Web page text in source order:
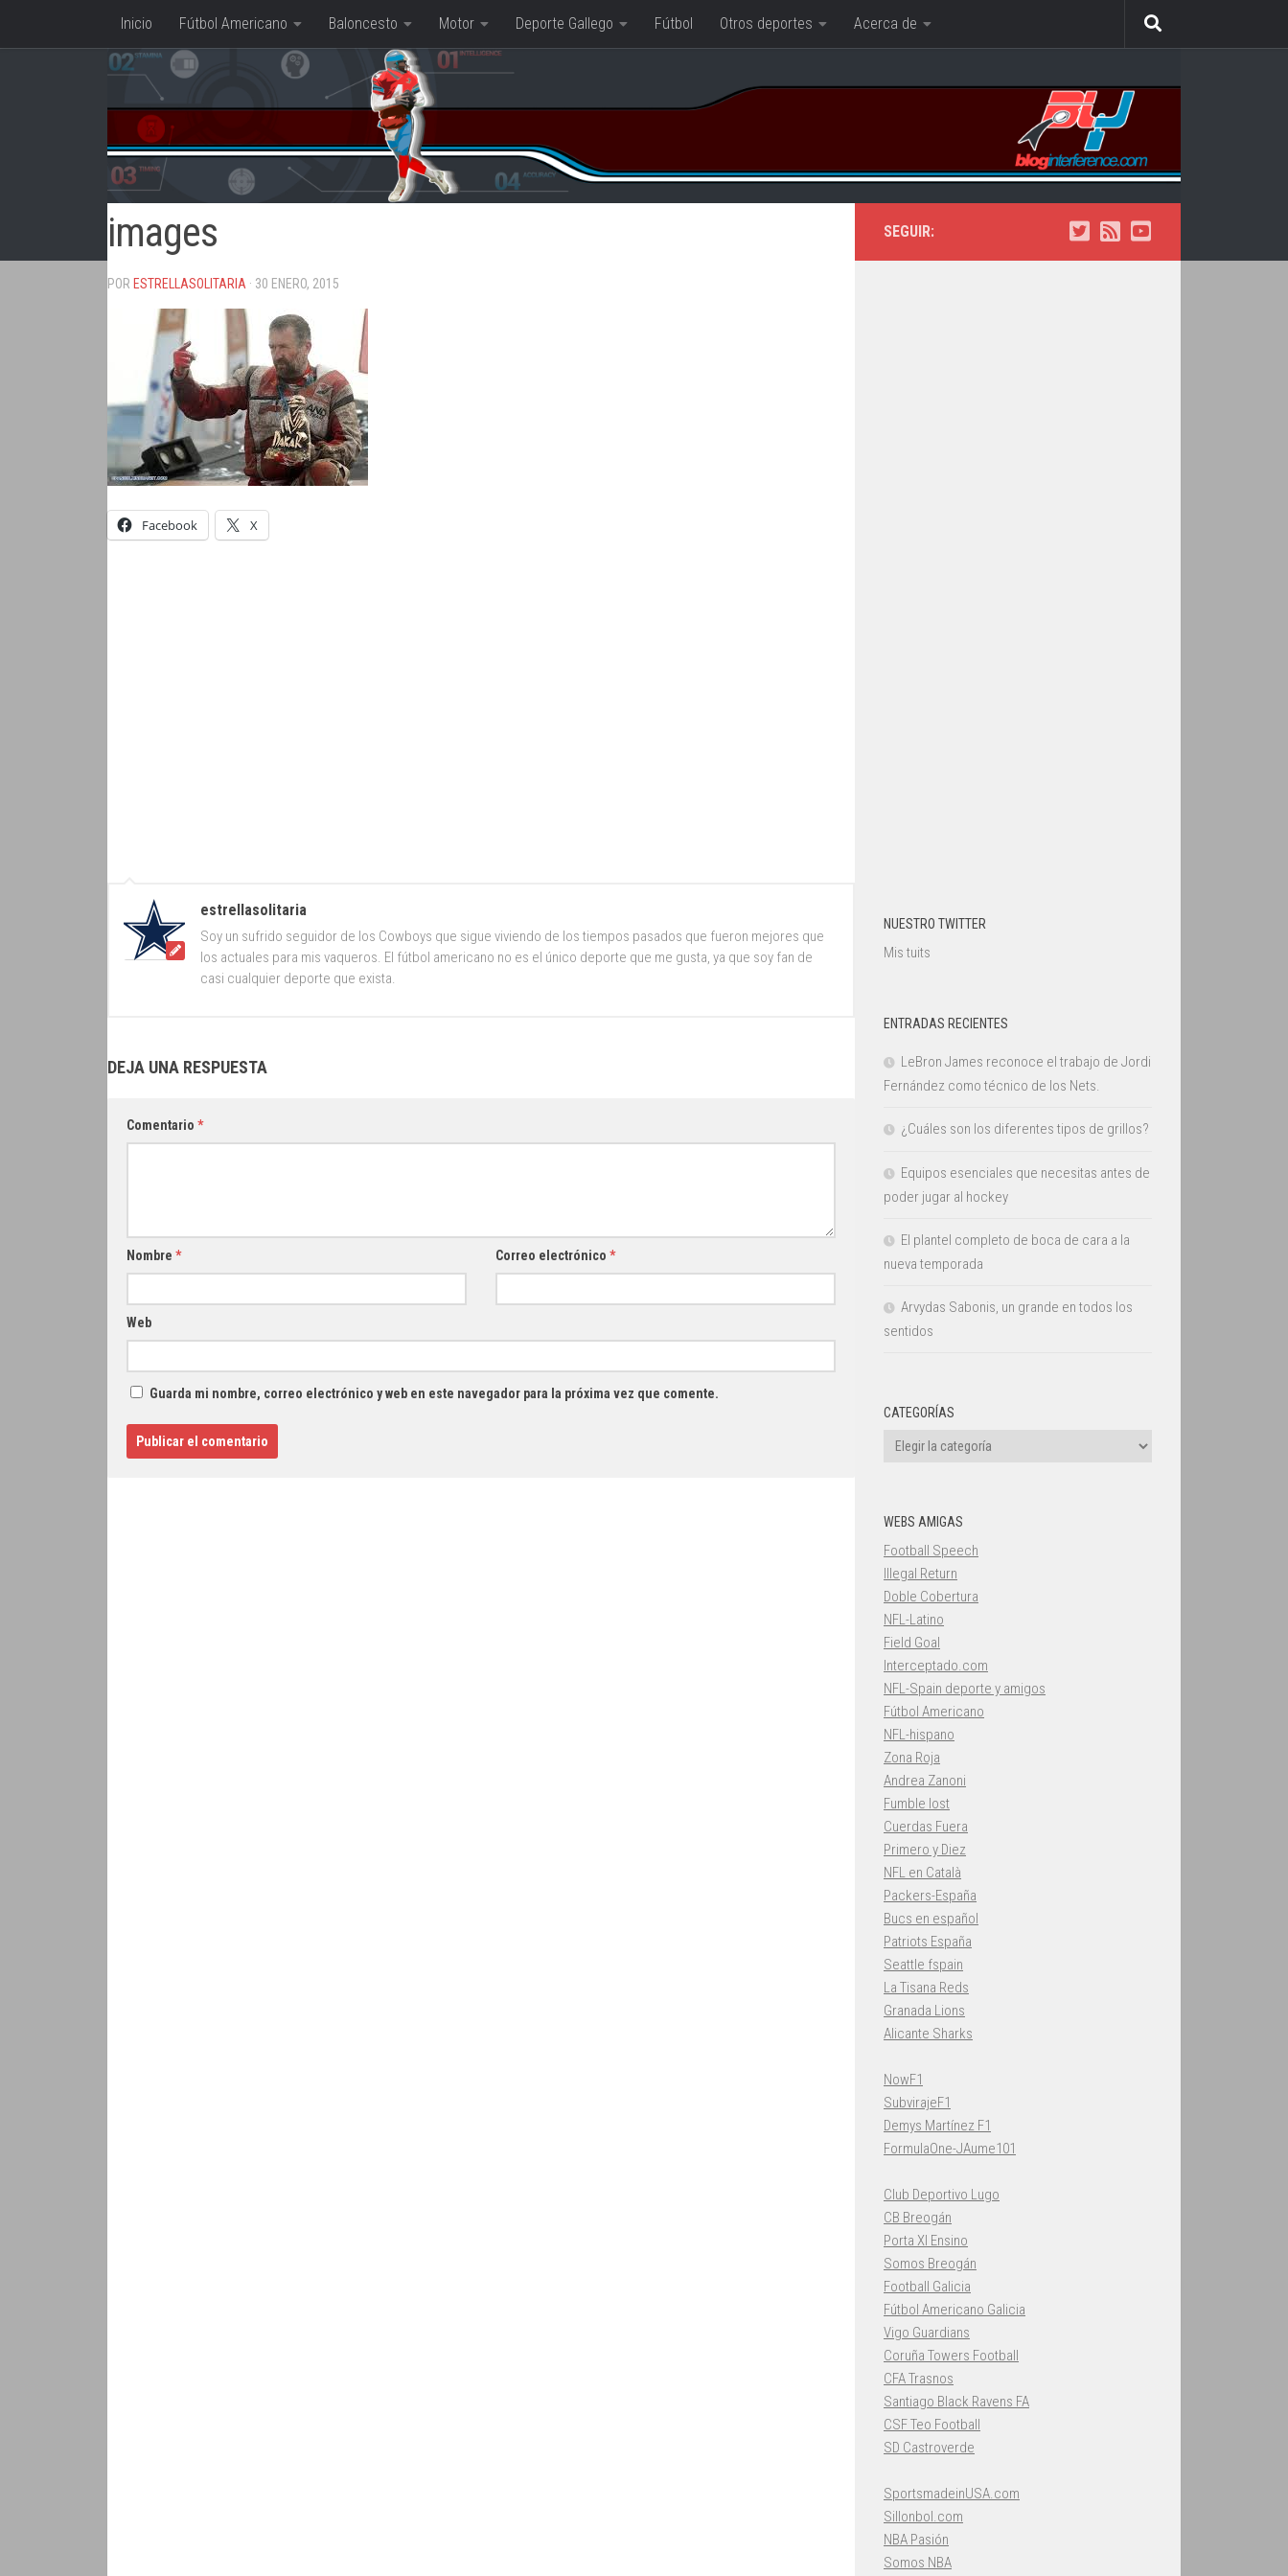
Saltar al contenido
Inicio Fútbol Americano Baloncesto Motor Deporte Gallego Fútbol Otros deportes Acerca de
images
POR ESTRELLASOLITARIA · 30 ENERO, 2015
Facebook X
estrellasolitaria
Soy un sufrido seguidor de los Cowboys que sigue viviendo de los tiempos pasados que fueron mejores que
los actuales para mis vaqueros. El fútbol americano no es el único deporte que me gusta, ya que soy fan de
casi cualquier deporte que exista.
DEJA UNA RESPUESTA
Comentario *
Nombre * Correo electrónico *
Web
Guarda mi nombre, correo electrónico y web en este navegador para la próxima vez que comente.
SEGUIR:
NUESTRO TWITTER
Mis tuits
ENTRADAS RECIENTES
LeBron James reconoce el trabajo de Jordi
Fernández como técnico de los Nets.
¿Cuáles son los diferentes tipos de grillos?
Equipos esenciales que necesitas antes de
poder jugar al hockey
El plantel completo de boca de cara a la
nueva temporada
Arvydas Sabonis, un grande en todos los
sentidos
CATEGORÍAS
Categorías
WEBS AMIGAS
Football Speech
Illegal Return
Doble Cobertura
NFL-Latino
Field Goal
Interceptado.com
NFL-Spain deporte y amigos
Fútbol Americano
NFL-hispano
Zona Roja
Andrea Zanoni
Fumble lost
Cuerdas Fuera
Primero y Diez
NFL en Català
Packers-España
Bucs en español
Patriots España
Seattle fspain
La Tisana Reds
Granada Lions
Alicante Sharks
NowF1
SubvirajeF1
Demys Martínez F1
FormulaOne-JAume101
Club Deportivo Lugo
CB Breogán
Porta XI Ensino
Somos Breogán
Football Galicia
Fútbol Americano Galicia
Vigo Guardians
Coruña Towers Football
CFA Trasnos
Santiago Black Ravens FA
CSF Teo Football
SD Castroverde
SportsmadeinUSA.com
Sillonbol.com
NBA Pasión
Somos NBA